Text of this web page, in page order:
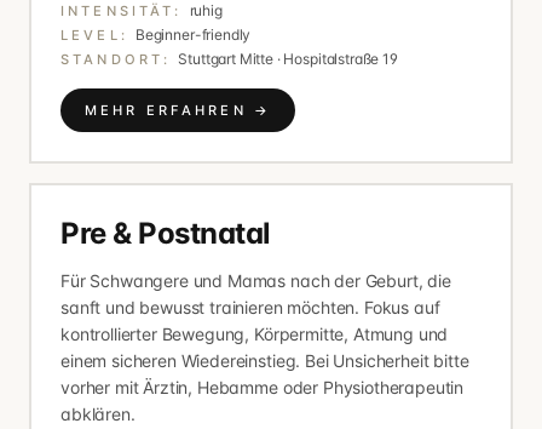
INTENSITÄT: ruhig
LEVEL: Beginner-friendly
STANDORT: Stuttgart Mitte · Hospitalstraße 19
MEHR ERFAHREN →
Pre & Postnatal
Für Schwangere und Mamas nach der Geburt, die
sanft und bewusst trainieren möchten. Fokus auf
kontrollierter Bewegung, Körpermitte, Atmung und
einem sicheren Wiedereinstieg. Bei Unsicherheit bitte
vorher mit Ärztin, Hebamme oder Physiotherapeutin
abklären.